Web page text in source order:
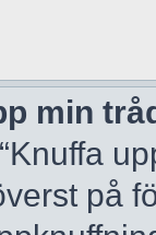
min
på